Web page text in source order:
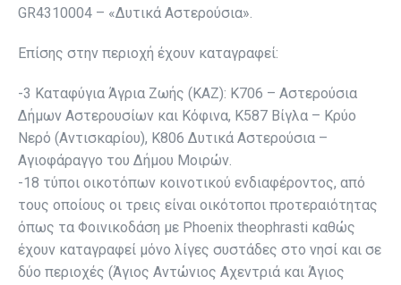
GR4310004 – «Δυτικά Αστερούσια».
Επίσης στην περιοχή έχουν καταγραφεί:
-3 Καταφύγια Άγρια Ζωής (ΚΑΖ): Κ706 – Αστερούσια
Δήμων Αστερουσίων και Κόφινα, Κ587 Βίγλα – Κρύο
Νερό (Αντισκαρίου), Κ806 Δυτικά Αστερούσια –
Αγιοφάραγγο του Δήμου Μοιρών.
-18 τύποι οικοτόπων κοινοτικού ενδιαφέροντος, από
τους οποίους οι τρεις είναι οικότοποι προτεραιότητας
όπως τα Φοινικοδάση με Phoenix theophrasti καθώς
έχουν καταγραφεί μόνο λίγες συστάδες στο νησί και σε
δύο περιοχές (Άγιος Αντώνιος Αχεντριά και Άγιος